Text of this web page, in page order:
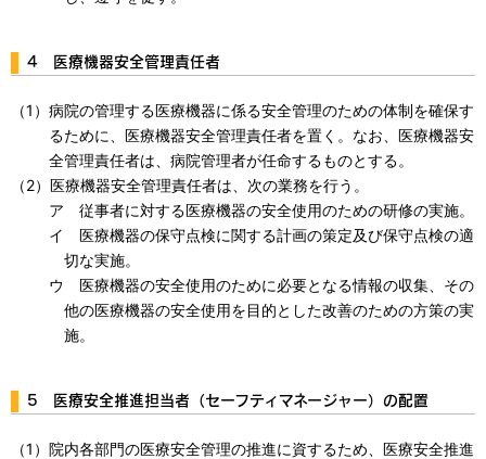
4 医療機器安全管理責任者
（1）病院の管理する医療機器に係る安全管理のための体制を確保す
るために、医療機器安全管理責任者を置く。なお、医療機器安
全管理責任者は、病院管理者が任命するものとする。
（2）医療機器安全管理責任者は、次の業務を行う。
ア 従事者に対する医療機器の安全使用のための研修の実施。
イ 医療機器の保守点検に関する計画の策定及び保守点検の適
切な実施。
ウ 医療機器の安全使用のために必要となる情報の収集、その
他の医療機器の安全使用を目的とした改善のための方策の実
施。
5 医療安全推進担当者（セーフティマネージャー）の配置
（1）院内各部門の医療安全管理の推進に資するため、医療安全推進